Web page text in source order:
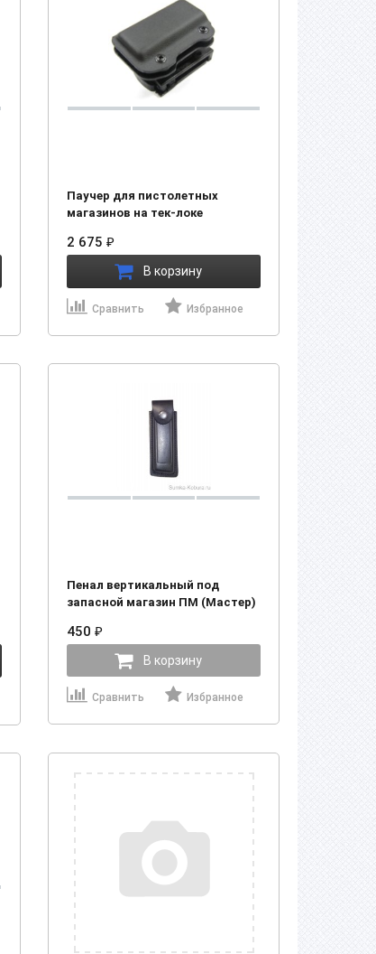
Паучер для пистолетных
магазинов на тек-локе
2 675₽
В корзину
Сравнить Избранное
Пенал вертикальный под
запасной магазин ПМ (Мастер)
450₽
В корзину
Сравнить Избранное